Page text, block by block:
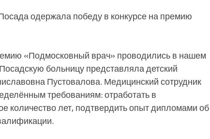
одержала победу в конкурсе на премию
«Подмосковный врач» проводились в нашем
больницу представляла детский
Пустовалова. Медицинский сотрудник
требованиям: отработать в
количество лет, подтвердить опыт дипломами об